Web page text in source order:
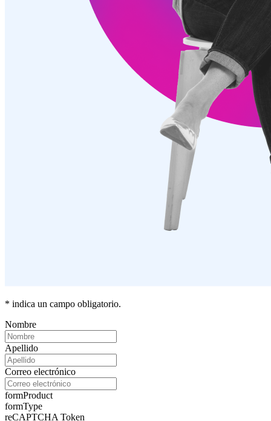
* indica un campo obligatorio.
Nombre
Apellido
Correo electrónico
formProduct
formType
reCAPTCHA Token